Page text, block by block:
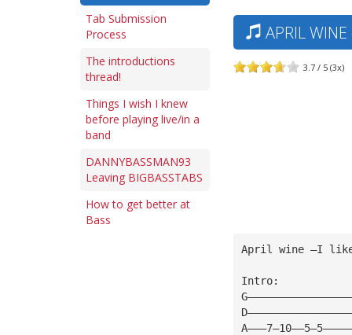
Tab Submission
Process
The introductions
thread!
Things I wish I knew
before playing live/in a
band
DANNYBASSMAN93
Leaving BIGBASSTABS
How to get better at
Bass
APRIL
3.7 / 5 (3x)
April wine —I
Intro: